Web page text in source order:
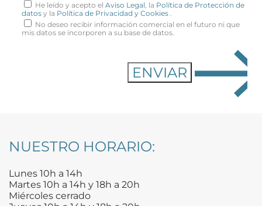
He leído y acepto el Aviso Legal, la Política de Protección de
datos y la Política de Privacidad y Cookies .
No deseo recibir información comercial en el futuro ni que
mis datos se incorporen a su base de datos.
NUESTRO HORARIO:
Lunes 10h a 14h
Martes 10h a 14h y 18h a 20h
Miércoles cerrado